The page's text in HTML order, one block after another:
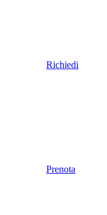
Richiedi
Prenota